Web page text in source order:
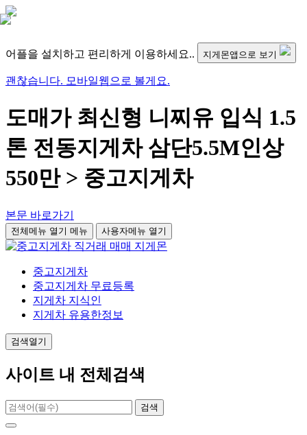
어플을 설치하고 편리하게 이용하세요.. 지게몬앱으로 보기
괜찮습니다. 모바일웹으로 볼게요.
도매가 최신형 니찌유 입식 1.5
톤 전동지게차 삼단5.5M인상
550만 > 중고지게차
본문 바로가기
전체메뉴 열기 메뉴 사용자메뉴 열기
중고지게차
중고지게차 무료등록
지게차 지식인
지게차 유용한정보
검색열기
사이트 내 전체검색
검색